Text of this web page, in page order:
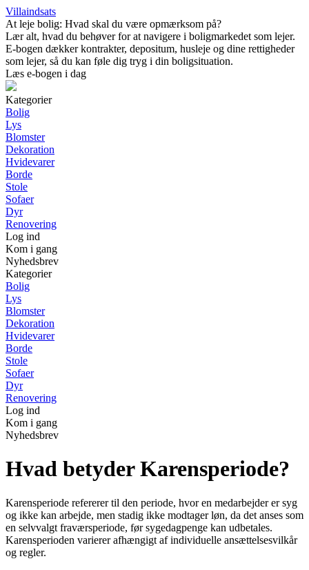
Villaindsats
At leje bolig: Hvad skal du være opmærksom på?
Lær alt, hvad du behøver for at navigere i boligmarkedet som lejer.
E-bogen dækker kontrakter, depositum, husleje og dine rettigheder
som lejer, så du kan føle dig tryg i din boligsituation.
Læs e-bogen i dag
Kategorier
Bolig
Lys
Blomster
Dekoration
Hvidevarer
Borde
Stole
Sofaer
Dyr
Renovering
Log ind
Kom i gang
Nyhedsbrev
Kategorier
Bolig
Lys
Blomster
Dekoration
Hvidevarer
Borde
Stole
Sofaer
Dyr
Renovering
Log ind
Kom i gang
Nyhedsbrev
Hvad betyder Karensperiode?
Karensperiode refererer til den periode, hvor en medarbejder er syg
og ikke kan arbejde, men stadig ikke modtager løn, da det anses som
en selvvalgt fraværsperiode, før sygedagpenge kan udbetales.
Karensperioden varierer afhængigt af individuelle ansættelsesvilkår
og regler.